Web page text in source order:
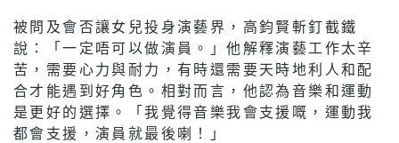
被問及會否讓女兒投身演藝界，高鈞賢斬釘截鐵
說：「一定唔可以做演員。」他解釋演藝工作太辛
苦，需要心力與耐力，有時還需要天時地利人和配
合才能遇到好角色。相對而言，他認為音樂和運動
是更好的選擇。「我覺得音樂我會支援嘅，運動我
都會支援，演員就最後喇！」